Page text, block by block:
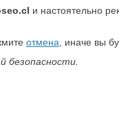
и настоятельно
отмена , иначе вы
безопасности.